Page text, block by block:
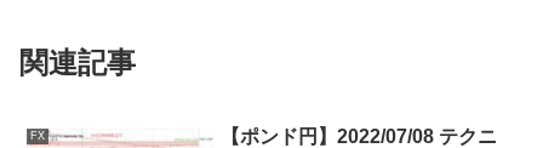
関連記事
FX
【ポンド円】2022/07/08 テクニ